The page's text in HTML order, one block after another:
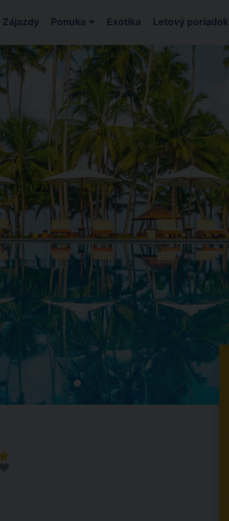
Zájazdy Ponuka Exotika Letový poriadok